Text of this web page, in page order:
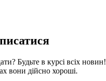
Будьте в курсі всіх новин!
вони дійсно хороші.